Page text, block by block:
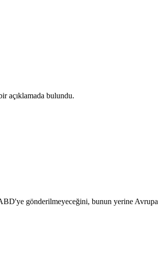
açıklamada bulundu.
gönderilmeyeceğini, bunun yerine